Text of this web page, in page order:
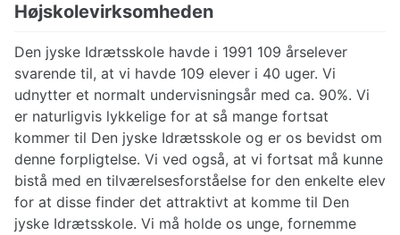
Højskolevirksomheden
Den jyske Idrætsskole havde i 1991 109 årselever
svarende til, at vi havde 109 elever i 40 uger. Vi
udnytter et normalt undervisningsår med ca. 90%. Vi
er naturligvis lykkelige for at så mange fortsat
kommer til Den jyske Idrætsskole og er os bevidst om
denne forpligtelse. Vi ved også, at vi fortsat må kunne
bistå med en tilværelsesforståelse for den enkelte elev
for at disse finder det attraktivt at komme til Den
jyske Idrætsskole. Vi må holde os unge, fornemme